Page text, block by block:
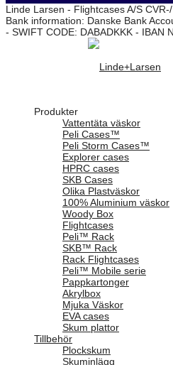
Linde Larsen - Flightcases A/S
Bank information: Danske Bank
- SWIFT CODE: DABADKKK - IBAN
Produkter
Vattentäta väskor
Peli Cases™
Peli Storm Cases™
Explorer cases
HPRC cases
SKB Cases
Olika Plastväskor
100% Aluminium väskor
Woody Box
Flightcases
Peli™ Rack
SKB™ Rack
Rack Flightcases
Peli™ Mobile serie
Pappkartonger
Akrylbox
Mjuka Väskor
EVA cases
Skum plattor
Tillbehör
Plockskum
Skuminlägg